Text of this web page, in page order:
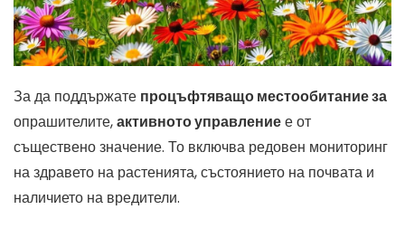
За да поддържате процъфтяващо местообитание за
опрашителите,активното управлениее от
съществено значение. То включва редовен мониторинг
на здравето на растенията, състоянието на почвата и
наличието на вредители.